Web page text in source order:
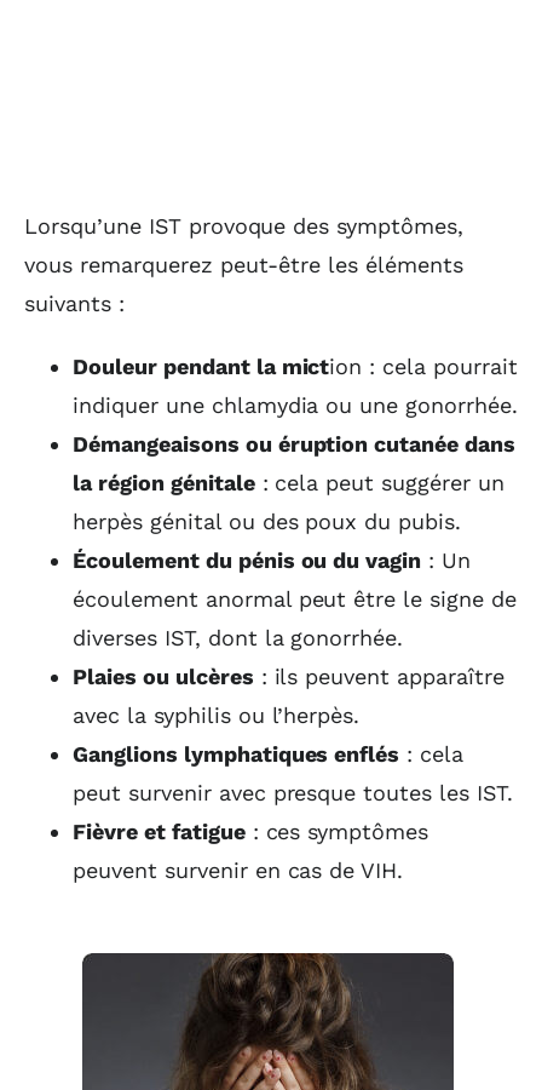
Lorsqu’une IST provoque des symptômes,
vous remarquerez peut-être les éléments
suivants :
Douleur pendant la miction : cela pourrait
indiquer une chlamydia ou une gonorrhée.
Démangeaisons ou éruption cutanée dans
la région génitale: cela peut suggérer un
herpès génital ou des poux du pubis.
Écoulement du pénis ou du vagin : Un
écoulement anormal peut être le signe de
diverses IST, dont la gonorrhée.
Plaies ou ulcères : ils peuvent apparaître
avec la syphilis ou l’herpès.
Ganglions lymphatiques enflés : cela
peut survenir avec presque toutes les IST.
Fièvre et fatigue: ces symptômes
peuvent survenir en cas de VIH.